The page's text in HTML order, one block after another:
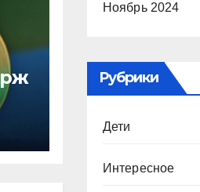
Ноябрь 2024
Рубрики
Дети
Интересное